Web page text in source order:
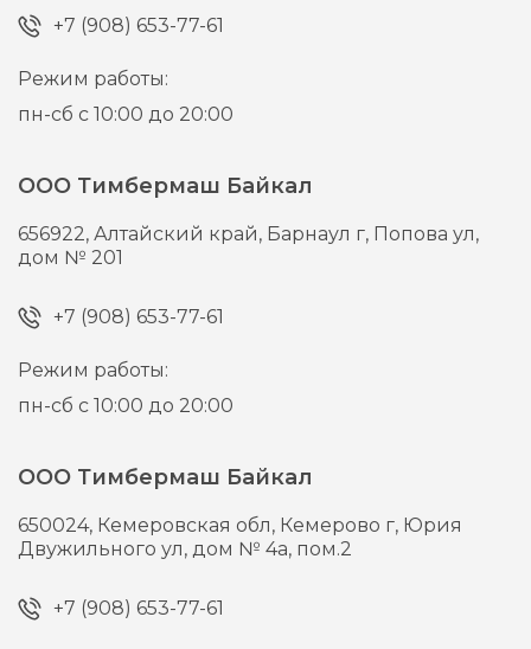
+7 (908) 653-77-61
Режим работы:
пн-сб с 10:00 до 20:00
ООО Тимбермаш Байкал
656922,Алтайский край, Барнаул г, Попова ул,
дом № 201
+7 (908) 653-77-61
Режим работы:
пн-сб с 10:00 до 20:00
ООО Тимбермаш Байкал
650024, Кемеровская обл, Кемерово г, Юрия
Двужильного ул, дом № 4а, пом.2
+7 (908) 653-77-61